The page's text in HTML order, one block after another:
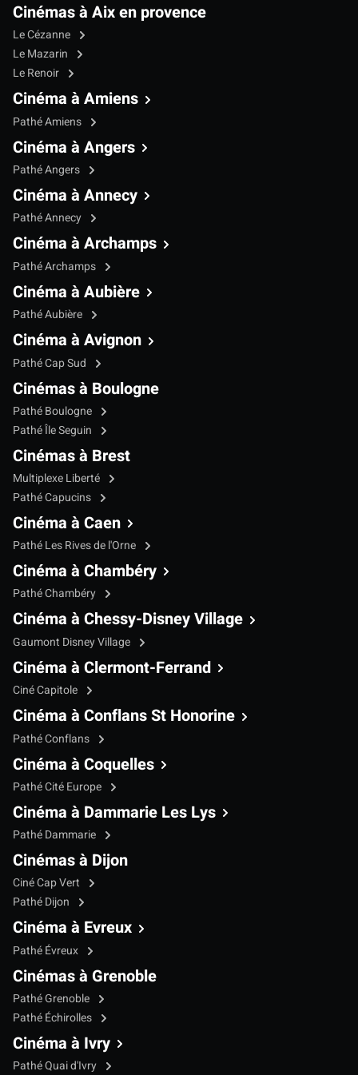
Cinémas à Aix en provence
Le Cézanne
Le Mazarin
Le Renoir
Cinéma à Amiens
Pathé Amiens
Cinéma à Angers
Pathé Angers
Cinéma à Annecy
Pathé Annecy
Cinéma à Archamps
Pathé Archamps
Cinéma à Aubière
Pathé Aubière
Cinéma à Avignon
Pathé Cap Sud
Cinémas à Boulogne
Pathé Boulogne
Pathé Île Seguin
Cinémas à Brest
Multiplexe Liberté
Pathé Capucins
Cinéma à Caen
Pathé Les Rives de l'Orne
Cinéma à Chambéry
Pathé Chambéry
Cinéma à Chessy-Disney Village
Gaumont Disney Village
Cinéma à Clermont-Ferrand
Ciné Capitole
Cinéma à Conflans St Honorine
Pathé Conflans
Cinéma à Coquelles
Pathé Cité Europe
Cinéma à Dammarie Les Lys
Pathé Dammarie
Cinémas à Dijon
Ciné Cap Vert
Pathé Dijon
Cinéma à Evreux
Pathé Évreux
Cinémas à Grenoble
Pathé Grenoble
Pathé Échirolles
Cinéma à Ivry
Pathé Quai d'Ivry